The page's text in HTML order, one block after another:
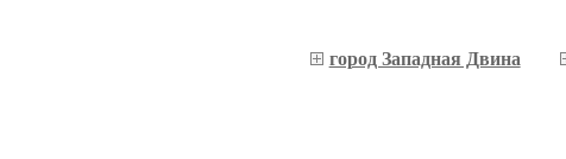
город Западная Двина